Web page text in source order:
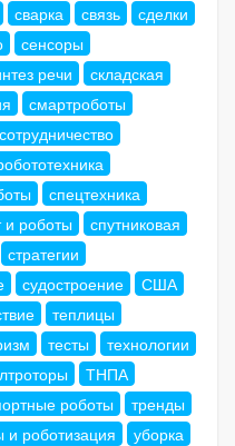
сварка связь
сделки
сенсоры
речи
складская
смартроботы
сотрудничество
спецтехника
и роботы
спутниковая
стратегии
судостроение
США
теплицы
тесты
технологии
ТНПА
роботы
тренды
и роботизация
уборка